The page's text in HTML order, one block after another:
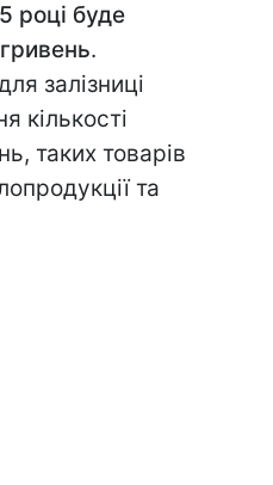
році буде
.
залізниці
кількості
таких товарів
та